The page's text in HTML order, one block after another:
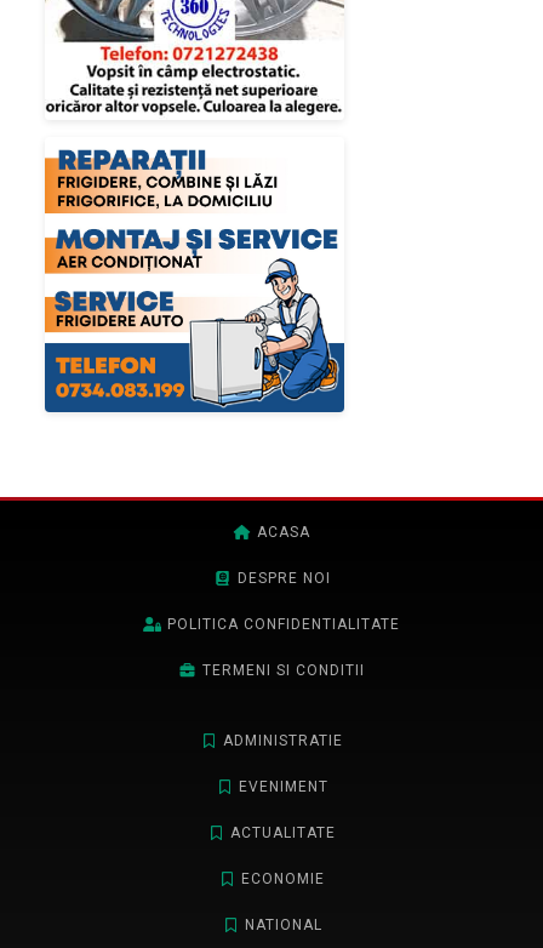
ACASA
DESPRE NOI
POLITICA CONFIDENTIALITATE
TERMENI SI CONDITII
ADMINISTRATIE
EVENIMENT
ACTUALITATE
ECONOMIE
NATIONAL